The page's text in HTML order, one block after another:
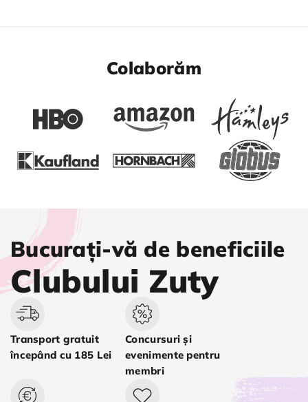
Colaborăm
Bucurați-vă de beneficiile
Clubului Zuty
Transport gratuit
începând cu 185 Lei
Concursuri și
evenimente pentru
membri